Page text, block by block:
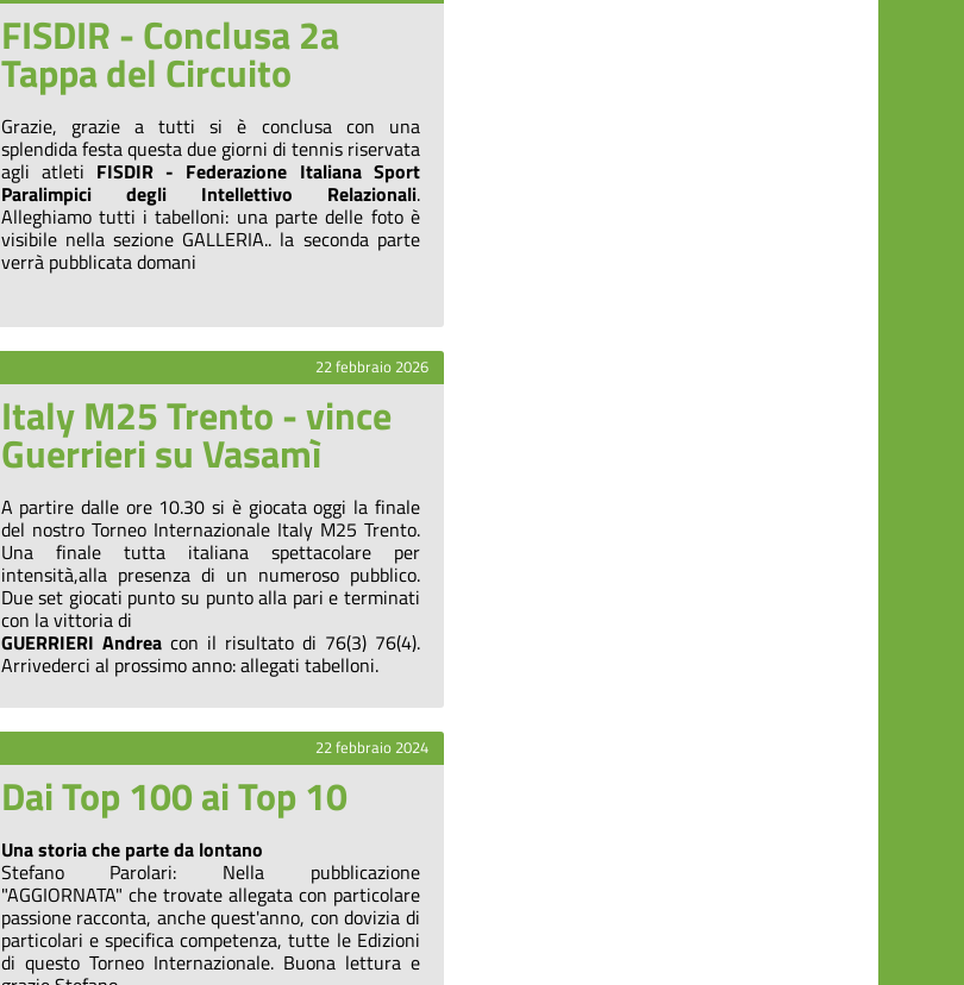
FISDIR - Conclusa 2a
Tappa del Circuito
Grazie, grazie a tutti si è conclusa con una
splendida festa questa due giorni di tennis riservata
agli atleti FISDIR - Federazione Italiana Sport
Paralimpici degli Intellettivo Relazionali.
Alleghiamo tutti i tabelloni: una parte delle foto è
visibile nella sezione GALLERIA.. la seconda parte
verrà pubblicata domani
22 febbraio 2026
Italy M25 Trento - vince
Guerrieri su Vasamì
A partire dalle ore 10.30 si è giocata oggi la finale
del nostro Torneo Internazionale Italy M25 Trento.
Una finale tutta italiana spettacolare per
intensità,alla presenza di un numeroso pubblico.
Due set giocati punto su punto alla pari e terminati
con la vittoria di
GUERRIERI Andreacon il risultato di 76(3) 76(4).
Arrivederci al prossimo anno: allegati tabelloni.
22 febbraio 2024
Dai Top 100 ai Top 10
Una storia che parte da lontano
Stefano Parolari: Nella pubblicazione
"AGGIORNATA" che trovate allegata con particolare
passione racconta, anche quest'anno, con dovizia di
particolari e specifica competenza, tutte le Edizioni
di questo Torneo Internazionale. Buona lettura e